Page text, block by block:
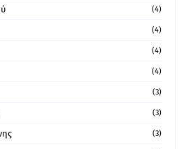
(4)
(4)
(4)
(4)
(3)
(3)
(3)